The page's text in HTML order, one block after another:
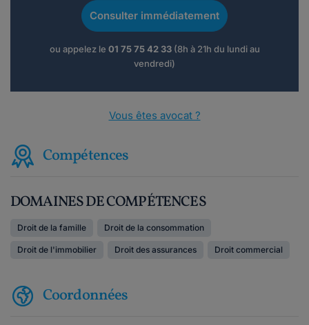
Consulter immédiatement
ou appelez le 01 75 75 42 33(8h à 21h du lundi au
vendredi)
Vous êtes avocat ?
Compétences
DOMAINES DE COMPÉTENCES
Droit de la famille Droit de la consommation
Droit de l'immobilier Droit des assurances Droit commercial
Coordonnées